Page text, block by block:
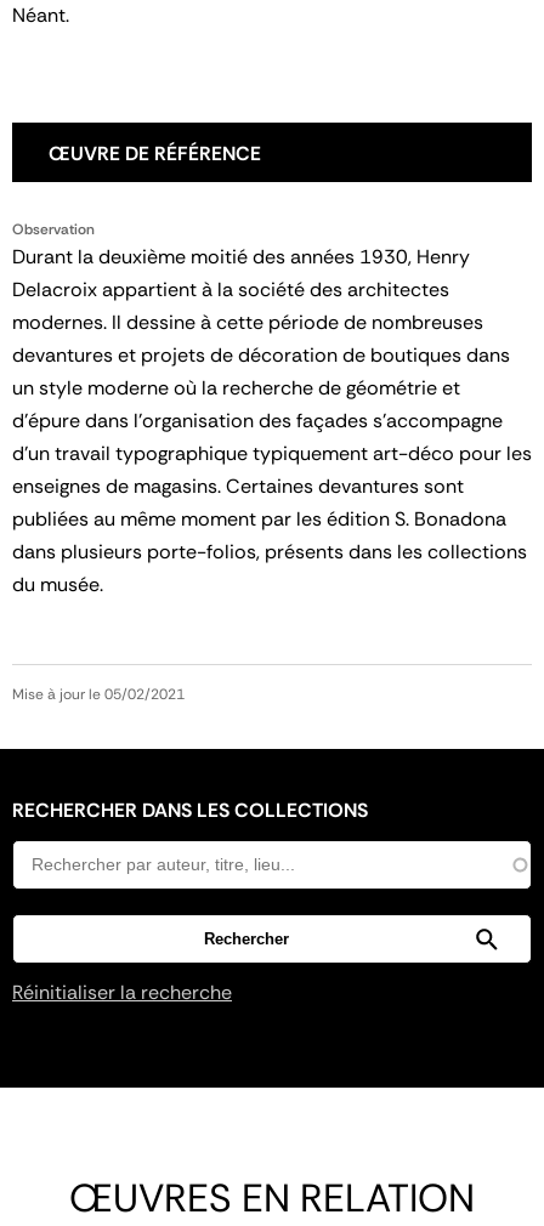
Néant.
ŒUVRE DE RÉFÉRENCE
Observation
Durant la deuxième moitié des années 1930, Henry
Delacroix appartient à la société des architectes
modernes. Il dessine à cette période de nombreuses
devantures et projets de décoration de boutiques dans
un style moderne où la recherche de géométrie et
d'épure dans l'organisation des façades s'accompagne
d'un travail typographique typiquement art-déco pour les
enseignes de magasins. Certaines devantures sont
publiées au même moment par les édition S. Bonadona
dans plusieurs porte-folios, présents dans les collections
du musée.
Mise à jour le 05/02/2021
RECHERCHER DANS LES COLLECTIONS
Réinitialiser la recherche
ŒUVRES EN RELATION